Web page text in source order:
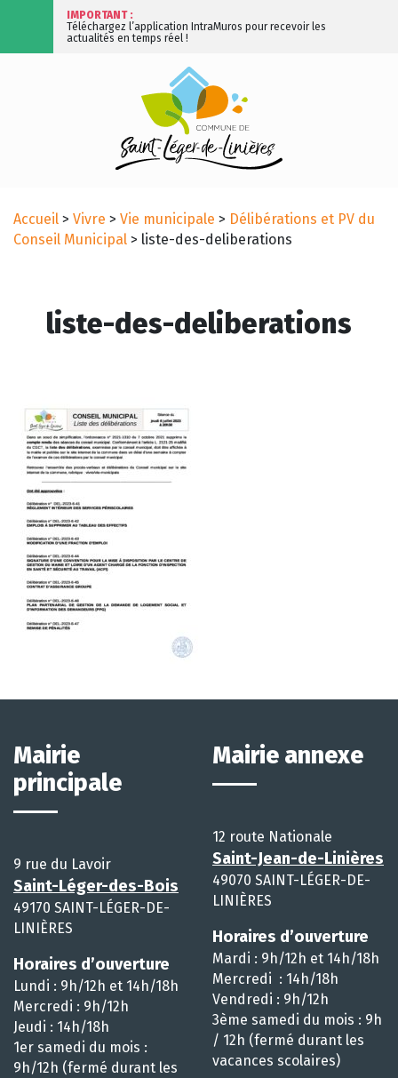
IMPORTANT :
Téléchargez l’application IntraMuros pour recevoir les
actualités en temps réel !
Accueil > Vivre > Vie municipale > Délibérations et PV du
Conseil Municipal > liste-des-deliberations
liste-des-deliberations
Mairie
principale
9 rue du Lavoir
Saint-Léger-des-Bois
49170 SAINT-LÉGER-DE-
LINIÈRES
Horaires d’ouverture
Lundi : 9h/12h et 14h/18h
Mercredi : 9h/12h
Jeudi : 14h/18h
1er samedi du mois :
9h/12h (fermé durant les
Mairie annexe
12 route Nationale
Saint-Jean-de-Linières
49070 SAINT-LÉGER-DE-
LINIÈRES
Horaires d’ouverture
Mardi : 9h/12h et 14h/18h
Mercredi : 14h/18h
Vendredi : 9h/12h
3ème samedi du mois : 9h
/ 12h (fermé durant les
vacances scolaires)